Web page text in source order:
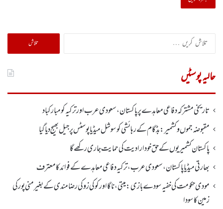
تلاش
کریں
حالیہ پوسٹیں
تاریخی مشترکہ دفاعی معاہدے پر پاکستان، سعودی عرب اور ترکیہ کومبارکباد
مقبوضہ جموں وکشمیر:بڈگام کے رہائشی کو سوشل میڈیا پوسٹس پر جیل بھیج دیا گیا
پاکستان کشمیریوں کے حق خودارادیت کی حمایت جاری رکھے گا
بھارتی میڈیا پاکستان، سعودی عرب، ترکیہ دفاعی معاہدے کے فوائد کا معترف
مودی حکومت کی خفیہ سودے بازی: میتی، ناگا اور کوکی زو کی رضامندی کے بغیر منی پور کی
زمین کا سودا